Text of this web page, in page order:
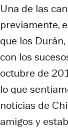
Una de las
previamente,
que los
con los
octubre de
lo que
noticias de
amigos y